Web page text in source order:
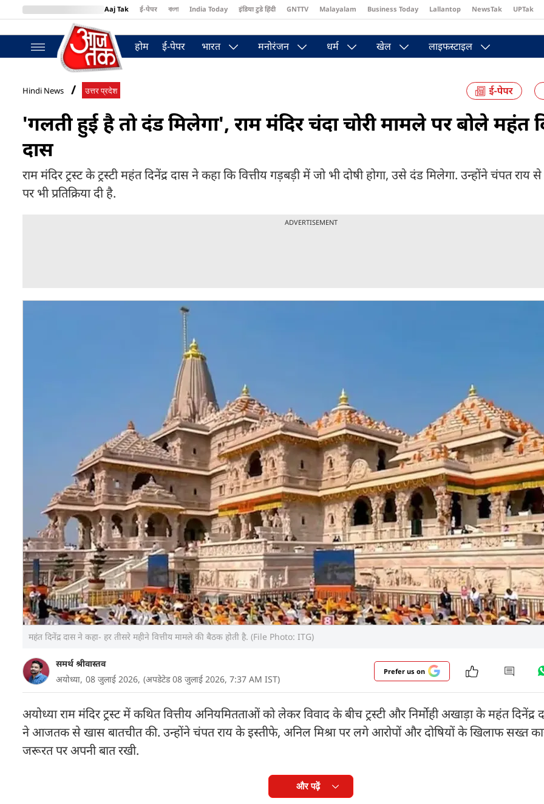
Aaj Tak ई-पेपर বাংলা India Today इंडिया टुडे हिंदी GNTTV Malayalam Business Today Lallantop NewsTak UPTak
BT Bazaar
होम ई-पेपर भारत मनोरंजन धर्म खेल लाइफस्टाइल
Hindi News उत्तर प्रदेश
'गलती हुई है तो दंड मिलेगा', राम मंदिर चंदा चोरी मामले पर बोले महंत
दास
राम मंदिर ट्रस्ट के ट्रस्टी महंत दिनेंद्र दास ने कहा कि वित्तीय गड़बड़ी में जो भी दोषी होगा, उसे दंड मिलेगा. उन्होंने चंपत
पर भी प्रतिक्रिया दी है.
ADVERTISEMENT
महंत दिनेंद्र दास ने कहा- हर तीसरे महीने वित्तीय मामले की बैठक होती है. (File Photo: ITG)
समर्थ श्रीवास्तव
अयोध्या, 08 जुलाई 2026, (अपडेटेड 08 जुलाई 2026, 7:37 AM IST)
Prefer us on
अयोध्या राम मंदिर ट्रस्ट में कथित वित्तीय अनियमितताओं को लेकर विवाद के बीच ट्रस्टी और निर्मोही अखाड़ा के महंत दिनेंद्र
ने आजतक से खास बातचीत की. उन्होंने चंपत राय के इस्तीफे, अनिल मिश्रा पर लगे आरोपों और दोषियों के खिलाफ सख्त
जरूरत पर अपनी बात रखी.
और पढ़ें